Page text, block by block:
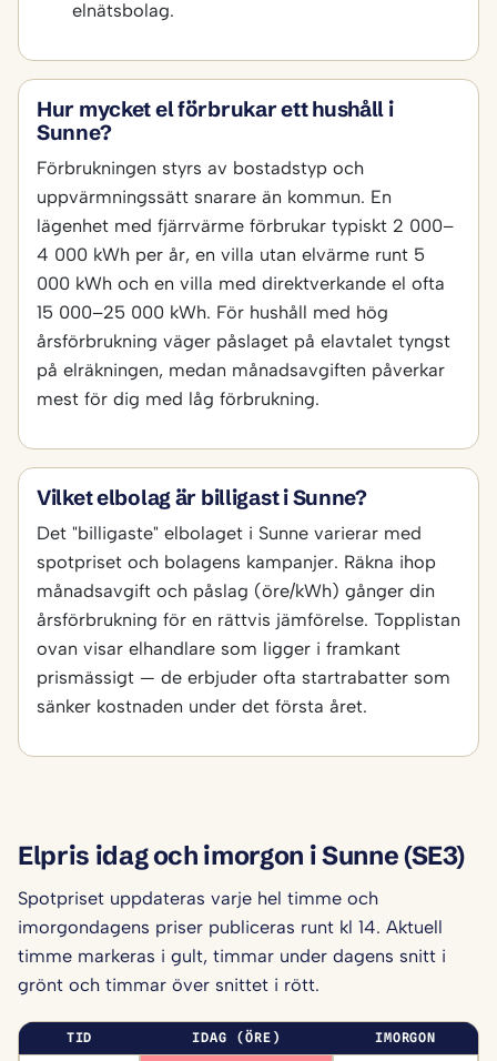
elnätsbolag.
Hur mycket el förbrukar ett hushåll i
Sunne?
Förbrukningen styrs av bostadstyp och
uppvärmningssätt snarare än kommun. En
lägenhet med fjärrvärme förbrukar typiskt 2 000–
4 000 kWh per år, en villa utan elvärme runt 5
000 kWh och en villa med direktverkande el ofta
15 000–25 000 kWh. För hushåll med hög
årsförbrukning väger påslaget på elavtalet tyngst
på elräkningen, medan månadsavgiften påverkar
mest för dig med låg förbrukning.
Vilket elbolag är billigast i Sunne?
Det "billigaste" elbolaget i Sunne varierar med
spotpriset och bolagens kampanjer. Räkna ihop
månadsavgift och påslag (öre/kWh) gånger din
årsförbrukning för en rättvis jämförelse. Topplistan
ovan visar elhandlare som ligger i framkant
prismässigt — de erbjuder ofta startrabatter som
sänker kostnaden under det första året.
Elpris idag och imorgon i Sunne (SE3)
Spotpriset uppdateras varje hel timme och
imorgondagens priser publiceras runt kl 14. Aktuell
timme markeras i gult, timmar under dagens snitt i
grönt och timmar över snittet i rött.
TID IDAG (ÖRE) IMORGON